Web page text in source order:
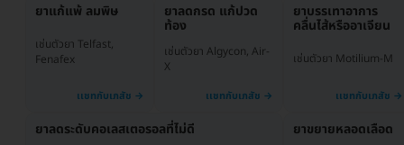
ยาแก้แพ้ ลมพิษ
เช่นตัวยา Telfast,
Fenafex
ยาลดกรด แก้ปวด
ท้อง
เช่นตัวยา Algycon, Air-
X
ยาบรรเทาอาการ
คลื่นไส้หรืออาเจียน
เช่นตัวยา Motilium-M
ยาลดระดับคอเลสเตอรอลที่ไม่ดี ยาขยายหลอดเลือด